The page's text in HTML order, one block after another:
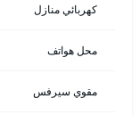
كهربائي منازل
محل هواتف
مقوي سيرفس